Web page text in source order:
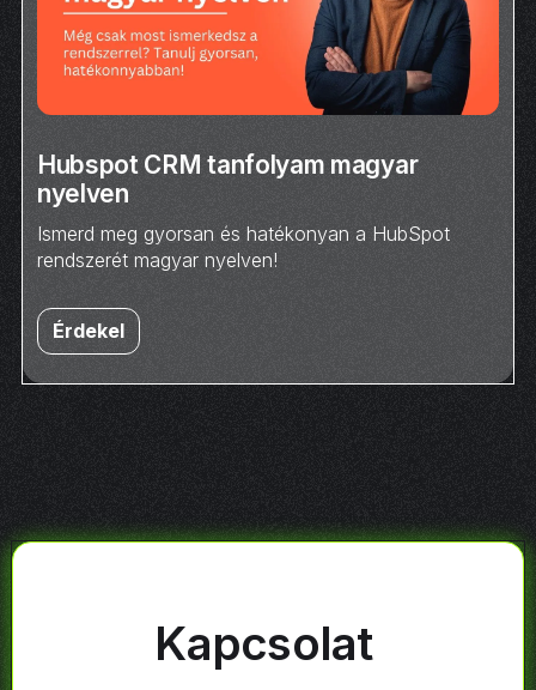
Hubspot CRM tanfolyam magyar
nyelven
Ismerd meg gyorsan és hatékonyan a HubSpot
rendszerét magyar nyelven!
Érdekel
Kapcsolat